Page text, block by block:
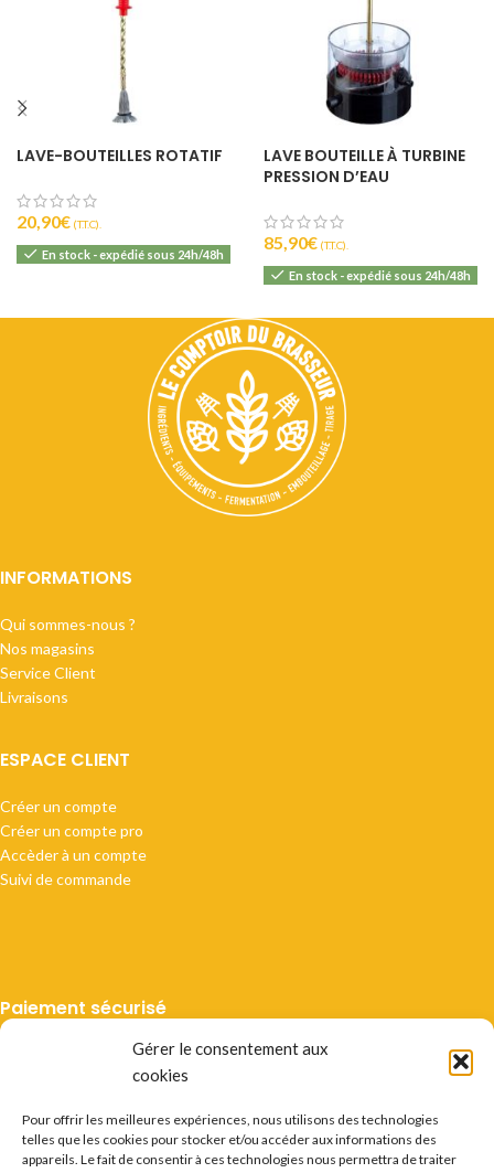
Gérer le consentement aux
cookies
Pour offrir les meilleures expériences, nous utilisons des technologies
telles que les cookies pour stocker et/ou accéder aux informations des
appareils. Le fait de consentir à ces technologies nous permettra de traiter
LAVE-BOUTEILLES ROTATIF
20,90€ (T.T.C).
En stock - expédié sous 24h/48h
LAVE BOUTEILLE À TURBINE
PRESSION D’EAU
85,90€ (T.T.C).
En stock - expédié sous 24h/48h
INFORMATIONS
Qui sommes-nous ?
Nos magasins
Service Client
Livraisons
ESPACE CLIENT
Créer un compte
Créer un compte pro
Accèder à un compte
Suivi de commande
Paiement sécurisé
Livraison suivie